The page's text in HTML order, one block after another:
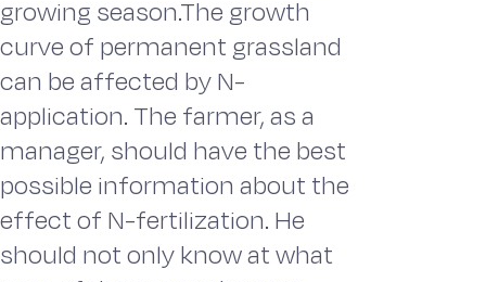
growing season.The growth
curve of permanent grassland
can be affected by N-
application. The farmer, as a
manager, should have the best
possible information about the
effect of N-fertilization. He
should not only know at what